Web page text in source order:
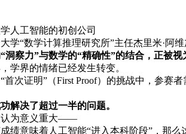
人工智能的初创公司
学“数学计算推理研究所”主任杰里米·阿维
洞察力”与数学的“精确性”的结合，正被视
学界的情绪已经发生转变。
首次证明”（First Proof）的挑战中，参赛
解决了超过一半的问题。
认为意义重大——
绩意味着人工智能“进入本科阶段”，那么